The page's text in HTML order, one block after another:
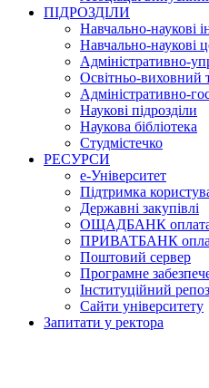
ПІДРОЗДІЛИ
Навчально-наукові
Навчально-наукові
Адміністративно-
Освітньо-виховний
Адміністративно-
Наукові підрозділи
Наукова бібліотека
Студмістечко
РЕСУРСИ
е-Університет
Підтримка
Державні закупівлі
ОЩАДБАНК
ПРИВАТБАНК
Поштовий сервер
Програмне
Інституційний
Сайти університету
Запитати у ректора